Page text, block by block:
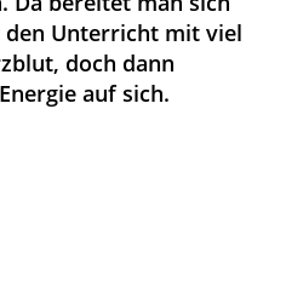
Unterricht mit viel
doch dann
auf sich.